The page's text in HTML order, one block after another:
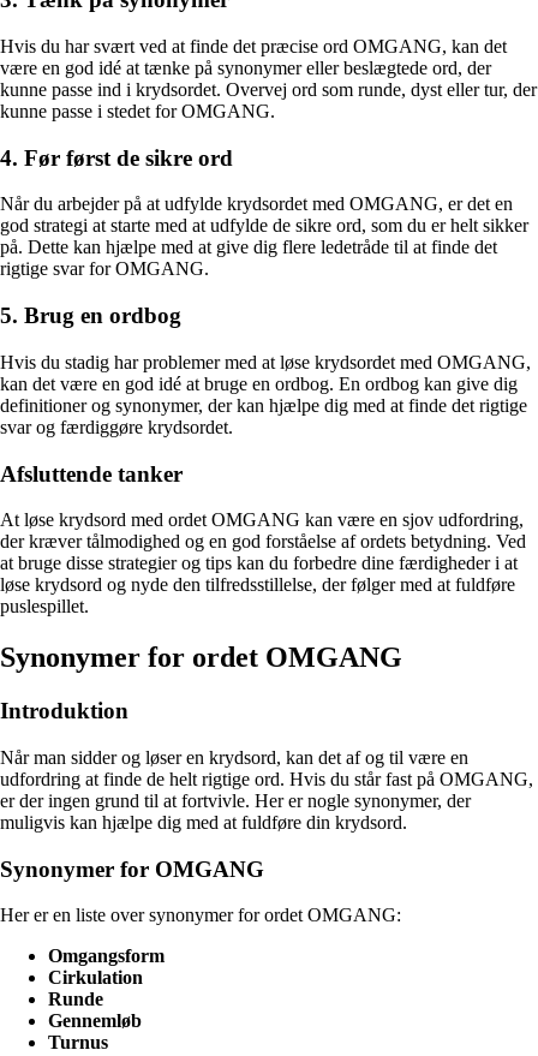
Hvis du har svært ved at finde det præcise ord OMGANG, kan det
være en god idé at tænke på synonymer eller beslægtede ord, der
kunne passe ind i krydsordet. Overvej ord som runde, dyst eller tur, der
kunne passe i stedet for OMGANG.
4. Før først de sikre ord
Når du arbejder på at udfylde krydsordet med OMGANG, er det en
god strategi at starte med at udfylde de sikre ord, som du er helt sikker
på. Dette kan hjælpe med at give dig flere ledetråde til at finde det
rigtige svar for OMGANG.
5. Brug en ordbog
Hvis du stadig har problemer med at løse krydsordet med OMGANG,
kan det være en god idé at bruge en ordbog. En ordbog kan give dig
definitioner og synonymer, der kan hjælpe dig med at finde det rigtige
svar og færdiggøre krydsordet.
Afsluttende tanker
At løse krydsord med ordet OMGANG kan være en sjov udfordring,
der kræver tålmodighed og en god forståelse af ordets betydning. Ved
at bruge disse strategier og tips kan du forbedre dine færdigheder i at
løse krydsord og nyde den tilfredsstillelse, der følger med at fuldføre
puslespillet.
Synonymer for ordet OMGANG
Introduktion
Når man sidder og løser en krydsord, kan det af og til være en
udfordring at finde de helt rigtige ord. Hvis du står fast på OMGANG,
er der ingen grund til at fortvivle. Her er nogle synonymer, der
muligvis kan hjælpe dig med at fuldføre din krydsord.
Synonymer for OMGANG
Her er en liste over synonymer for ordet OMGANG:
Omgangsform
Cirkulation
Runde
Gennemløb
Turnus